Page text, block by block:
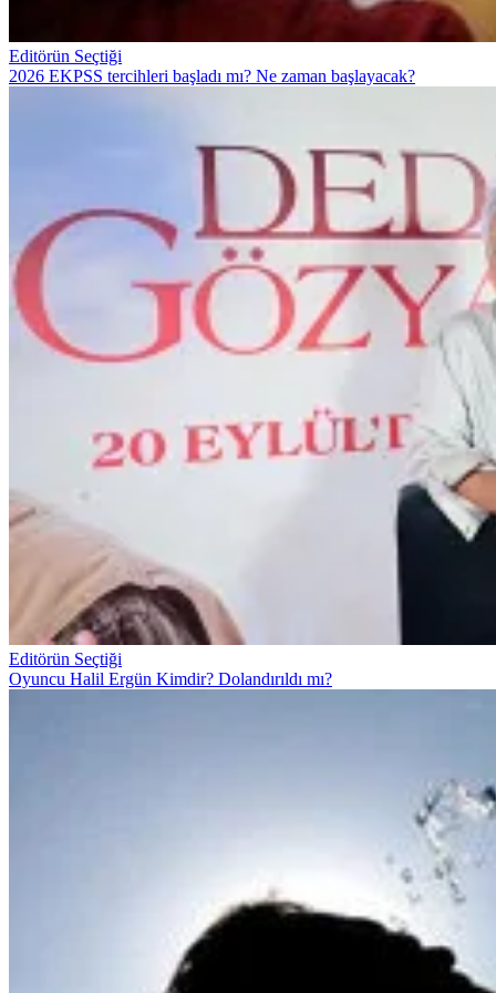
Editörün Seçtiği
2026 EKPSS tercihleri başladı mı? Ne zaman başlayacak?
Editörün Seçtiği
Oyuncu Halil Ergün Kimdir? Dolandırıldı mı?